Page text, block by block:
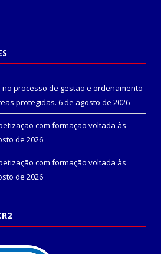
processo de gestão e ordenamento
protegidas. 6 de agosto de 2026
com formação voltada às
de 2026
com formação voltada às
de 2026